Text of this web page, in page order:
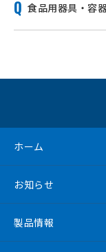
食品用器具・容
ホーム
お知らせ
製品情報